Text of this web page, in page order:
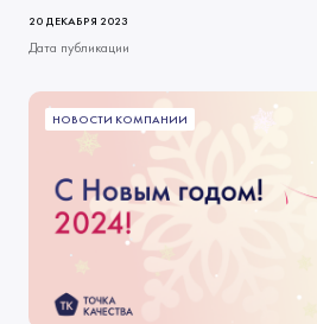
Тестирование производительности
Решения по качеству
Виды тестирования
Индустрии
О нас
Миссия и ценности
Начало сотрудничества
Клиенты
Наши процессы
ТАРИФЫ
Новости
Мы в СМИ
КАРЬЕРА
Развитие и карьерный рост
Обучение
20 ДЕКАБРЯ 2023
Дата публикации
НОВОСТИ КОМПАНИИ